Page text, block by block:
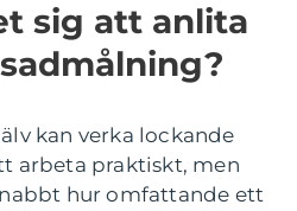
sig att anlita
kan verka lockande
arbeta praktiskt, men
hur omfattande ett